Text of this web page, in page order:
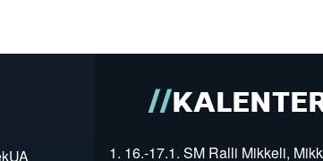
1. 16.-17.1. SM Ralli Mikkeli,